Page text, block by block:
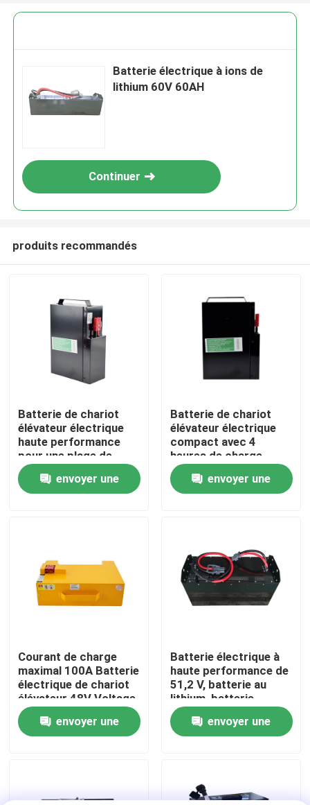
Produits
Au sujet de nous
Contrôle de qualité
batterie au lithium de chariot élévateur
Lithium électrique Ion Battery de chariot élévateur
Batterie de camion de palette
Batterie électrique à ions de
lithium 60V 60AH
Continuer
produits recommandés
Batterie de chariot
élévateur électrique
haute performance
pour une plage de
température de -20 °C
à 50 °C envoyer une
Batterie de chariot
élévateur électrique
compact avec 4
heures de charge
185*84.5*250mm
envoyer une
Courant de charge
maximal 100A Batterie
électrique de chariot
élévateur 48V Voltage
pour des
performances
optimales
envoyer une
Batterie électrique à
haute performance de
51,2 V, batterie au
lithium, batterie
LiFePO4
envoyer une